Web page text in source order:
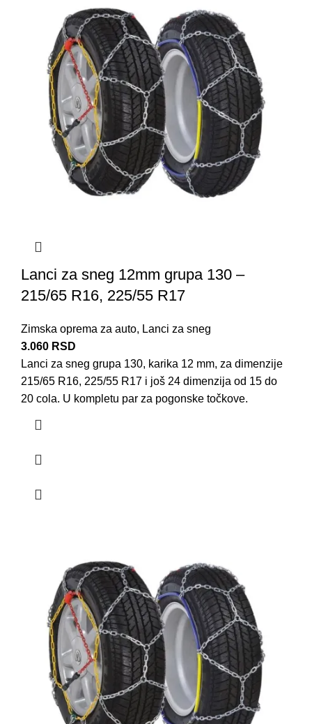
Lanci za sneg 12mm grupa 130 –
215/65 R16, 225/55 R17
Zimska oprema za auto, Lanci za sneg
3.060 RSD
Lanci za sneg grupa 130, karika 12 mm, za dimenzije
215/65 R16, 225/55 R17 i još 24 dimenzija od 15 do
20 cola. U kompletu par za pogonske točkove.